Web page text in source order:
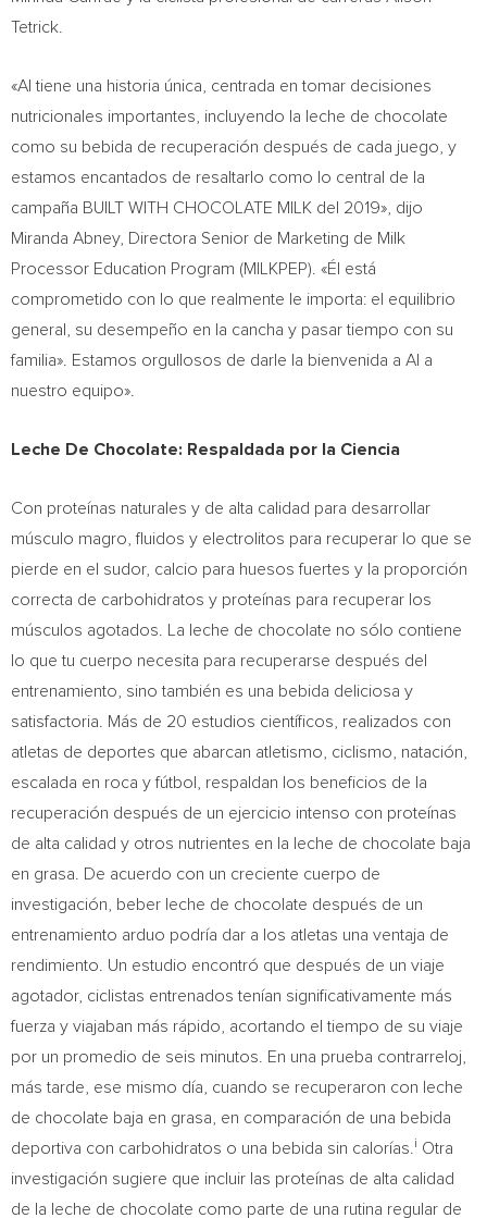
Tetrick
«Al tiene una historia única, centrada en tomar decisiones
nutricionales importantes, incluyendo la leche de chocolate
como su bebida de recuperación después de cada juego, y
estamos encantados de resaltarlo como lo central de la
campaña BUILT WITH CHOCOLATE MILK del 2019», dijo
Miranda Abney, Directora Senior de Marketing de Milk
Processor Education Program (MILKPEP). «Él está
comprometido con lo que realmente le importa: el equilibrio
general, su desempeño en la cancha y pasar tiempo con su
familia». Estamos orgullosos de darle la bienvenida a Al a
nuestro equipo».
Leche De Chocolate: Respaldada por la Ciencia
Con proteínas naturales y de alta calidad para desarrollar
músculo magro, fluidos y electrolitos para recuperar lo que se
pierde en el sudor, calcio para huesos fuertes y la proporción
correcta de carbohidratos y proteínas para recuperar los
músculos agotados. La leche de chocolate no sólo contiene
lo que tu cuerpo necesita para recuperarse después del
entrenamiento, sino también es una bebida deliciosa y
satisfactoria. Más de 20 estudios científicos, realizados con
atletas de deportes que abarcan atletismo, ciclismo, natación,
escalada en roca y fútbol, respaldan los beneficios de la
recuperación después de un ejercicio intenso con proteínas
de alta calidad y otros nutrientes en la leche de chocolate baja
en grasa. De acuerdo con un creciente cuerpo de
investigación, beber leche de chocolate después de un
entrenamiento arduo podría dar a los atletas una ventaja de
rendimiento. Un estudio encontró que después de un viaje
agotador, ciclistas entrenados tenían significativamente más
fuerza y viajaban más rápido, acortando el tiempo de su viaje
por un promedio de seis minutos. En una prueba contrarreloj,
más tarde, ese mismo día, cuando se recuperaron con leche
de chocolate baja en grasa, en comparación de una bebida
deportiva con carbohidratos o una bebida sin calorías. i Otra
investigación sugiere que incluir las proteínas de alta calidad
de la leche de chocolate como parte de una rutina regular de